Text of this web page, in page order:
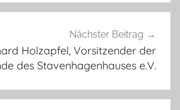
Nächster Beitrag
Holzapfel, Vorsitzender der
des Stavenhagenhauses e.V.